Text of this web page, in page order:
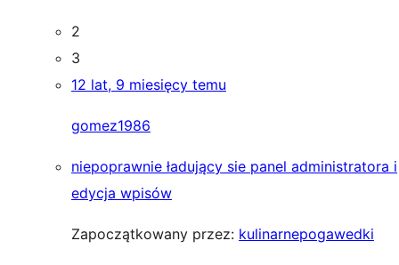
2
3
12 lat, 9 miesięcy temu
gomez1986
niepoprawnie ładujący sie panel administratora i
edycja wpisów
Zapoczątkowany przez: kulinarnepogawedki